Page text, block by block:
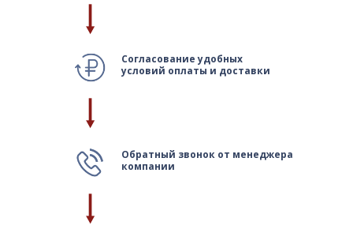
Согласование удобных
условий оплаты и доставки
Обратный звонок от менеджера
компании